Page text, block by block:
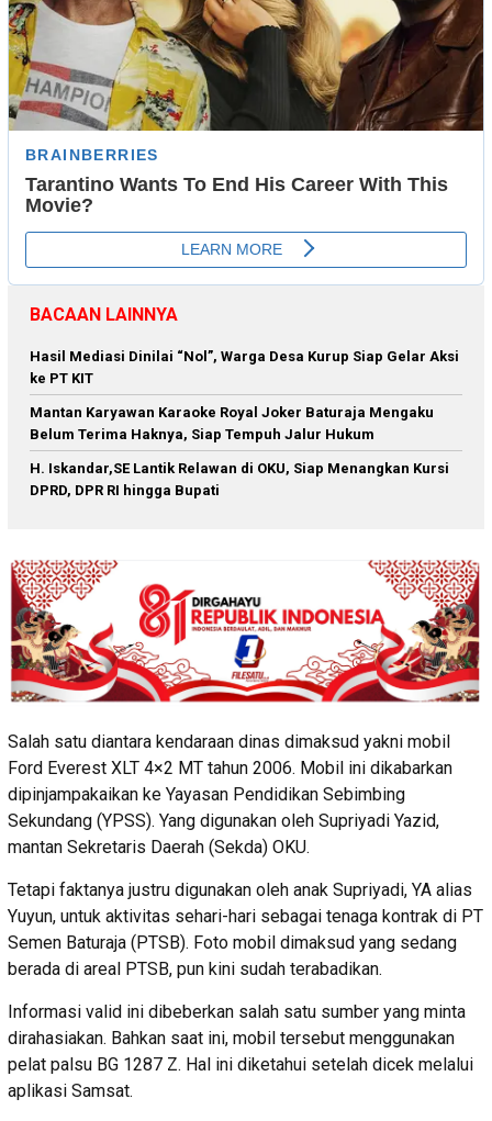
BACAAN LAINNYA
Hasil Mediasi Dinilai “Nol”, Warga Desa Kurup Siap Gelar Aksi
ke PT KIT
Mantan Karyawan Karaoke Royal Joker Baturaja Mengaku
Belum Terima Haknya, Siap Tempuh Jalur Hukum
H. Iskandar,SE Lantik Relawan di OKU, Siap Menangkan Kursi
DPRD, DPR RI hingga Bupati
Salah satu diantara kendaraan dinas dimaksud yakni mobil
Ford Everest XLT 4×2 MT tahun 2006. Mobil ini dikabarkan
dipinjampakaikan ke Yayasan Pendidikan Sebimbing
Sekundang (YPSS). Yang digunakan oleh Supriyadi Yazid,
mantan Sekretaris Daerah (Sekda) OKU.
Tetapi faktanya justru digunakan oleh anak Supriyadi, YA alias
Yuyun, untuk aktivitas sehari-hari sebagai tenaga kontrak di PT
Semen Baturaja (PTSB). Foto mobil dimaksud yang sedang
berada di areal PTSB, pun kini sudah terabadikan.
Informasi valid ini dibeberkan salah satu sumber yang minta
dirahasiakan. Bahkan saat ini, mobil tersebut menggunakan
pelat palsu BG 1287 Z. Hal ini diketahui setelah dicek melalui
aplikasi Samsat.